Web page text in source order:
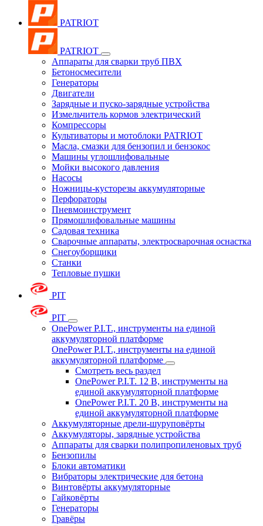
PATRIOT
PATRIOT
Аппараты для сварки труб ПВХ
Бетоносмесители
Генераторы
Двигатели
Зарядные и пуско-зарядные устройства
Измельчитель кормов электрический
Компрессоры
Культиваторы и мотоблоки PATRIOT
Масла, смазки для бензопил и бензокос
Машины углошлифовальные
Мойки высокого давления
Насосы
Ножницы-кусторезы аккумуляторные
Перфораторы
Пневмоинструмент
Прямошлифовальные машины
Садовая техника
Сварочные аппараты, электросварочная оснастка
Снегоуборщики
Станки
Тепловые пушки
PIT
PIT
OnePower P.I.T., инструменты на единой
аккумуляторной платформе
OnePower P.I.T., инструменты на единой
аккумуляторной платформе
Смотреть весь раздел
OnePower P.I.T. 12 В, инструменты на
единой аккумуляторной платформе
OnePower P.I.T. 20 В, инструменты на
единой аккумуляторной платформе
Аккумуляторные дрели-шуруповёрты
Аккумуляторы, зарядные устройства
Аппараты для сварки полипропиленовых труб
Бензопилы
Блоки автоматики
Вибраторы электрические для бетона
Винтовёрты аккумуляторные
Гайковёрты
Генераторы
Гравёры